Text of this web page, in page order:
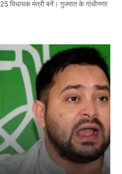
विधायक मंत्री बनें। गुजरात के गांधीनगर